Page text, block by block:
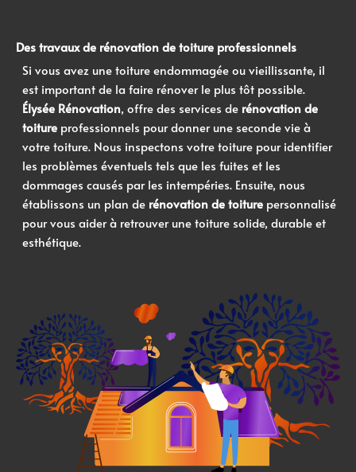
Des travaux de rénovation de toiture professionnels
Si vous avez une toiture endommagée ou vieillissante, il
est important de la faire rénover le plus tôt possible.
Élysée Rénovation, offre des services de rénovation de
toiture professionnels pour donner une seconde vie à
votre toiture. Nous inspectons votre toiture pour identifier
les problèmes éventuels tels que les fuites et les
dommages causés par les intempéries. Ensuite, nous
établissons un plan de rénovation de toiture personnalisé
pour vous aider à retrouver une toiture solide, durable et
esthétique.